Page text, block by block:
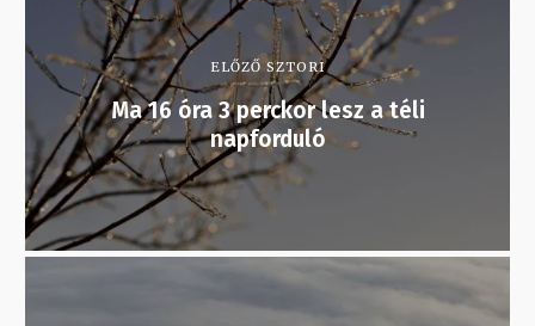
ELŐZŐ SZTORI
Ma 16 óra 3 perckor lesz a téli
napforduló